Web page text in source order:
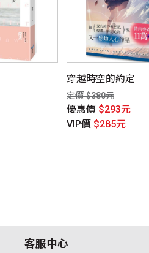
穿越時空的約定
定價 $380元
優惠價 $293元
VIP價 $285元
客服中心